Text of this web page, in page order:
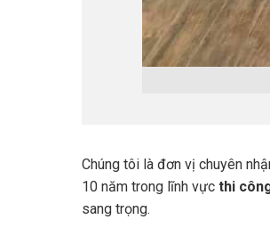
Chúng tôi là đơn vị chuyên
10 năm trong lĩnh vực thi
sang trọng.